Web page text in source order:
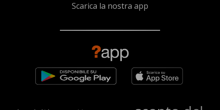
Scarica la nostra app